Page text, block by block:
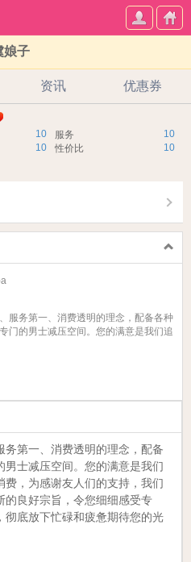
娘子
资讯 优惠券
10 10
服务
10
10
性价比
服务第一、消费透明的理念，配备各种
门的男士减压空间。您的满意是我们追
第一、消费透明的理念，配备
士减压空间。您的满意是我们
费，为感谢友人们的支持，我们
的良好宗旨，令您细细感受专
彻底放下忙碌和疲惫期待您的光